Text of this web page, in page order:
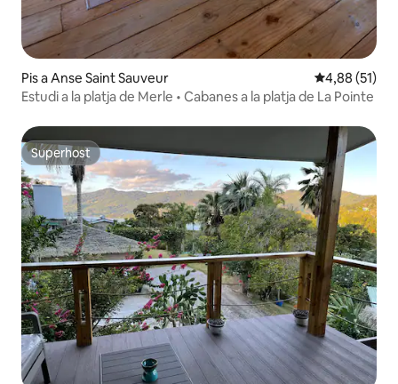
Pis a Anse Saint Sauveur 4,88 de
4,88 (51)
Estudi a la platja de Merle • Cabanes a la platja de La Pointe
Superhost
Superhost